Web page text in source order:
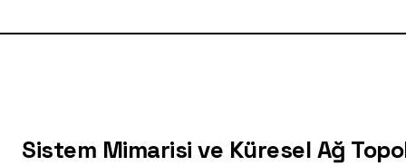
Sistem Mimarisi ve Küresel Ağ